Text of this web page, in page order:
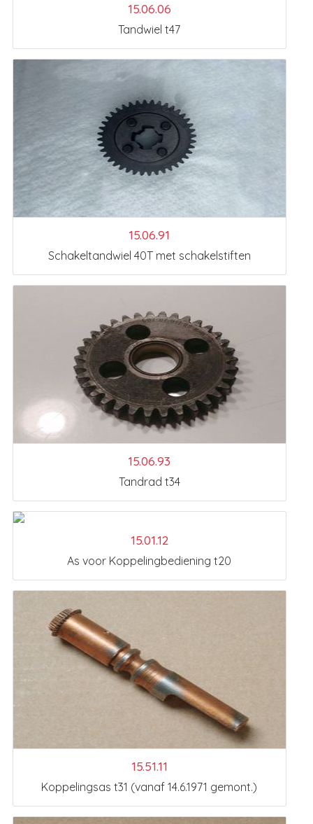
15.06.06
Tandwiel t47
15.06.91
Schakeltandwiel 40T met schakelstiften
15.06.93
Tandrad t34
15.01.12
As voor Koppelingbediening t20
15.51.11
Koppelingsas t31 (vanaf 14.6.1971 gemont.)